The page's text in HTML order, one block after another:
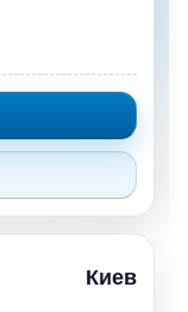
Киев